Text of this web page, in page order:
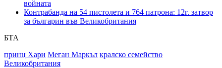
войната
Контрабанда на 54 пистолета и 764 патрона: 12г. затвор
за българин във Великобритания
БТА
принц Хари Меган Маркъл кралско семейство
Великобритания